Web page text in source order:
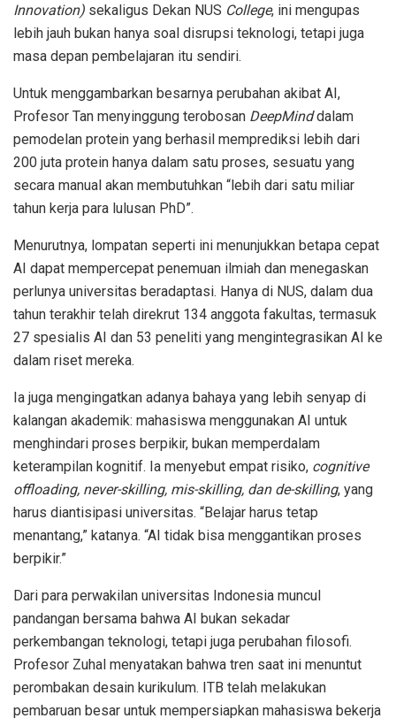
Innovation) sekaligus Dekan NUS College, ini mengupas
lebih jauh bukan hanya soal disrupsi teknologi, tetapi juga
masa depan pembelajaran itu sendiri.
Untuk menggambarkan besarnya perubahan akibat AI,
Profesor Tan menyinggung terobosan DeepMinddalam
pemodelan protein yang berhasil memprediksi lebih dari
200 juta protein hanya dalam satu proses, sesuatu yang
secara manual akan membutuhkan “lebih dari satu miliar
tahun kerja para lulusan PhD”.
Menurutnya, lompatan seperti ini menunjukkan betapa cepat
AI dapat mempercepat penemuan ilmiah dan menegaskan
perlunya universitas beradaptasi. Hanya di NUS, dalam dua
tahun terakhir telah direkrut 134 anggota fakultas, termasuk
27 spesialis AI dan 53 peneliti yang mengintegrasikan AI ke
dalam riset mereka.
Ia juga mengingatkan adanya bahaya yang lebih senyap di
kalangan akademik: mahasiswa menggunakan AI untuk
menghindari proses berpikir, bukan memperdalam
keterampilan kognitif. Ia menyebut empat risiko, cognitive
offloading, never-skilling, mis-skilling, dan de-skilling, yang
harus diantisipasi universitas. “Belajar harus tetap
menantang,” katanya. “AI tidak bisa menggantikan proses
berpikir.”
Dari para perwakilan universitas Indonesia muncul
pandangan bersama bahwa AI bukan sekadar
perkembangan teknologi, tetapi juga perubahan filosofi.
Profesor Zuhal menyatakan bahwa tren saat ini menuntut
perombakan desain kurikulum. ITB telah melakukan
pembaruan besar untuk mempersiapkan mahasiswa bekerja